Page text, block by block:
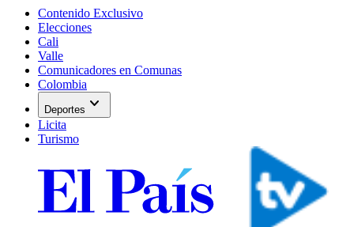
Contenido Exclusivo
Elecciones
Cali
Valle
Comunicadores en Comunas
Colombia
Deportes expand_more
Licita
Turismo